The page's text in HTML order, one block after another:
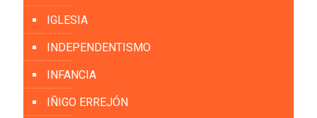
IGLESIA
INDEPENDENTISMO
INFANCIA
IÑIGO ERREJÓN